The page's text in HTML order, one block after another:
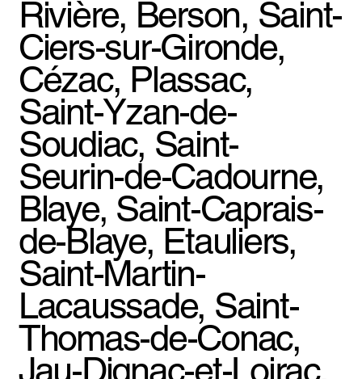
Rivière, Berson, Saint-
Ciers-sur-Gironde,
Cézac, Plassac,
Saint-Yzan-de-
Soudiac, Saint-
Seurin-de-Cadourne,
Blaye, Saint-Caprais-
de-Blaye, Etauliers,
Saint-Martin-
Lacaussade, Saint-
Thomas-de-Conac,
Jau-Dignac-et-Loirac,